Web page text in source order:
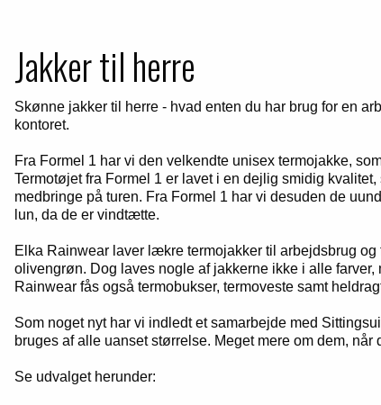
Jakker til herre
Skønne jakker til herre - hvad enten du har brug for en
kontoret.
Fra Formel 1 har vi den velkendte unisex termojakke,
Termotøjet fra Formel 1 er lavet i en dejlig smidig
medbringe på turen. Fra Formel 1 har vi desuden de
lun, da de er vindtætte.
Elka Rainwear laver lækre termojakker til arbejdsbrug
olivengrøn. Dog laves nogle af jakkerne ikke i alle farver,
Rainwear fås også termobukser, termoveste samt
Som noget nyt har vi indledt et samarbejde med
bruges af alle uanset størrelse. Meget mere om dem,
Se udvalget herunder: